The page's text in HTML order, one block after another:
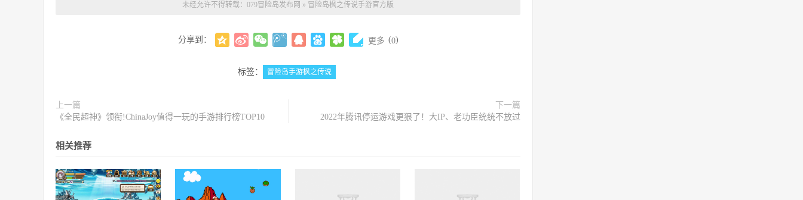
未经允许不得转载： 079冒险岛发布网 » 冒险岛枫之传说手游官方版
分享到： 更多 (0)
标签： 冒险岛手游枫之传说
上一篇
《全民超神》领衔!ChinaJoy值得一玩的手游排行榜TOP10
下一篇
2022年腾讯停运游戏更狠了！大IP、老功臣统统不放过
相关推荐